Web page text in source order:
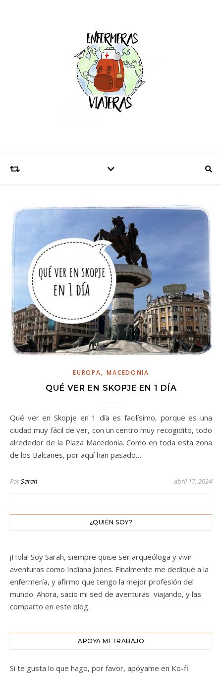
EUROPA,MACEDONIA
QUÉ VER EN SKOPJE EN 1 DÍA
Qué ver en Skopje en 1 día es facilísimo, porque es una
ciudad muy fácil de ver, con un centro muy recogidito, todo
alrededor de la Plaza Macedonia. Como en toda esta zona
de los Balcanes, por aquí han pasado…
PorSarah abril 17, 2024
¿QUIÉN SOY?
¡Hola! Soy Sarah, siempre quise ser arqueóloga y vivir
aventuras como Indiana Jones. Finalmente me dediqué a la
enfermería, y afirmo que tengo la mejor profesión del
mundo. Ahora, sacio mi sed de aventuras viajando, y las
comparto en este blog.
APOYA MI TRABAJO
Si te gusta lo que hago, por favor, apóyame en Ko-fi